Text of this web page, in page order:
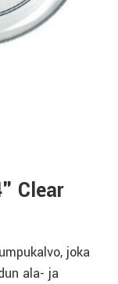
Clear
joka
ala- ja